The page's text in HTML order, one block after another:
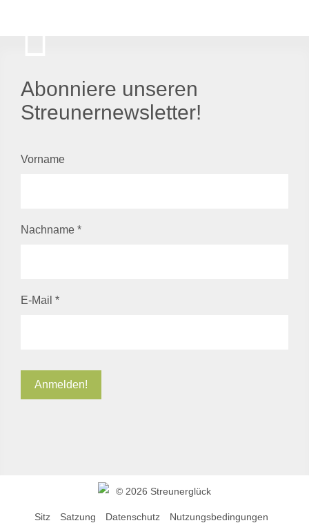
Abonniere unseren
Streunernewsletter!
Vorname
Nachname *
E-Mail *
© 2026 Streunerglück
Sitz Satzung Datenschutz Nutzungsbedingungen